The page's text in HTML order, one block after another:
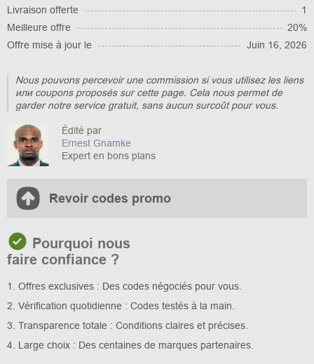
Livraison offerte
1
Meilleure offre
20%
Offre mise à jour le
Juin 16, 2026
Nous pouvons percevoir une commission si vous utilisez les liens
или coupons proposés sur cette page. Cela nous permet de
garder notre service gratuit, sans aucun surcoût pour vous.
Édité par
Ernest Gnamke
Expert en bons plans
Revoir codes promo
Pourquoi nous
faire confiance ?
1. Offres exclusives : Des codes négociés pour vous.
2. Vérification quotidienne : Codes testés à la main.
3. Transparence totale : Conditions claires et précises.
4. Large choix : Des centaines de marques partenaires.